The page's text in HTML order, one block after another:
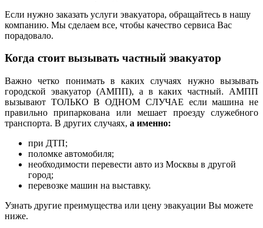
Если нужно заказать услуги эвакуатора, обращайтесь в нашу
компанию. Мы сделаем все, чтобы качество сервиса Вас
порадовало.
Когда стоит вызывать частный эвакуатор
Важно четко понимать в каких случаях нужно вызывать
городской эвакуатор (АМПП), а в каких частный. АМПП
вызывают ТОЛЬКО В ОДНОМ СЛУЧАЕ если машина не
правильно припаркована или мешает проезду служебного
транспорта. В других случаях, а именно:
при ДТП;
поломке автомобиля;
необходимости перевести авто из Москвы в другой
город;
перевозке машин на выставку.
Узнать другие преимущества или цену эвакуации Вы можете
ниже.